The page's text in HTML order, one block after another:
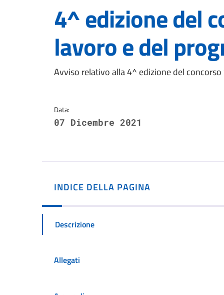
4^ edizione del
lavoro e del
Dettagli della
Avviso relativo alla 4^ edizione del
Data:
07 Dicembre 2021
INDICE DELLA PAGINA
Descrizione
Allegati